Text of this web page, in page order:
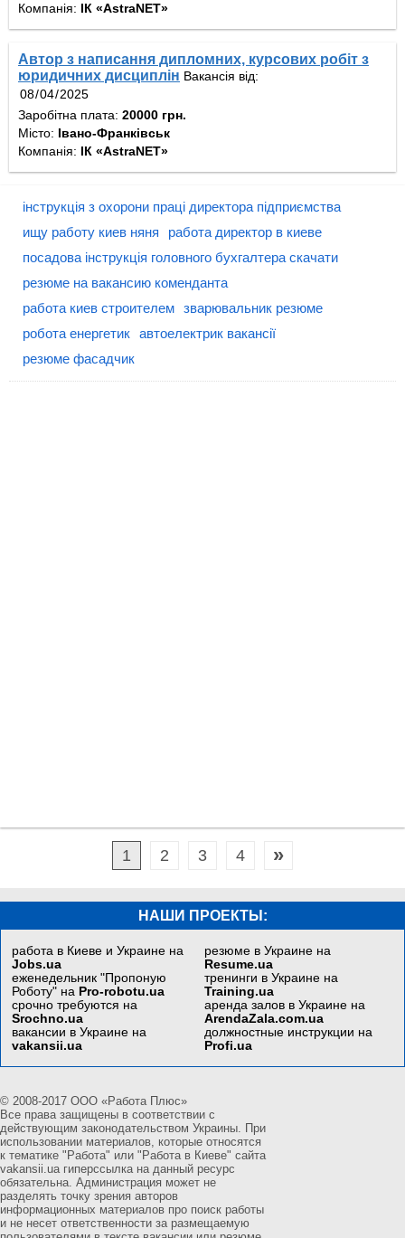
Компанія: ІК «AstraNET»
Автор з написання дипломних, курсових робіт з
юридичних дисциплін Вакансія від:
Заробітна плата: 20000 грн.
Місто: Івано-Франківськ
Компанія: ІК «AstraNET»
інструкція з охорони праці директора підприємства
ищу работу киев няня
работа директор в киеве
посадова інструкція головного бухгалтера скачати
резюме на вакансию коменданта
работа киев строителем зварювальник резюме
робота енергетик автоелектрик вакансії
резюме фасадчик
1 2 3 4 »
НАШИ ПРОЕКТЫ:
работа в Киеве и Украине на
Jobs.ua
еженедельник "Пропоную
Роботу" на Pro-robotu.ua
срочно требуются на
Srochno.ua
вакансии в Украине на
vakansii.ua
резюме в Украине на
Resume.ua
тренинги в Украине на
Training.ua
аренда залов в Украине на
ArendaZala.com.ua
должностные инструкции на
Profi.ua
© 2008-2017 ООО «Работа Плюс»
Все права защищены в соответствии с
действующим законодательством Украины. При
использовании материалов, которые относятся
к тематике "Работа" или "Работа в Киеве" сайта
vakansii.ua гиперссылка на данный ресурс
обязательна. Администрация может не
разделять точку зрения авторов
информационных материалов про поиск работы
и не несет ответственности за размещаемую